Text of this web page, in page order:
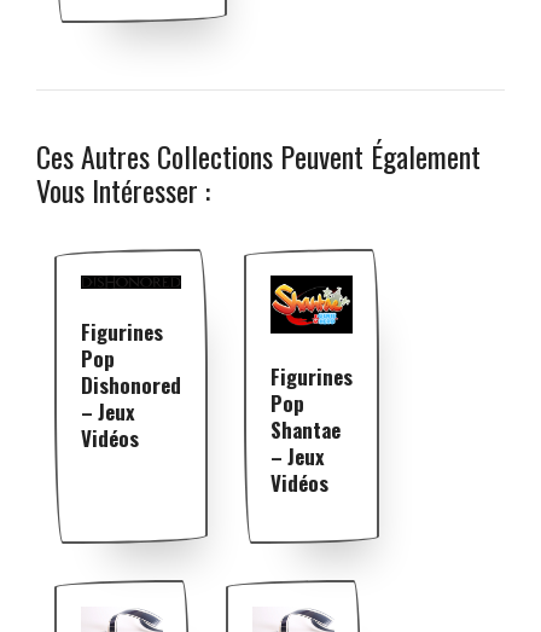
Ces Autres Collections Peuvent Également
Vous Intéresser :
Figurines
Pop
Dishonored
– Jeux
Vidéos
Figurines
Pop
Shantae
– Jeux
Vidéos